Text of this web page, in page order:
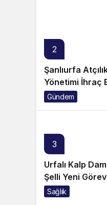
2
Şanlıurfa
Yönetimi İhraç
Tepki Büyüyor!
Gündem
3
Urfalı Kalp
Şelli Yeni
Sağlık